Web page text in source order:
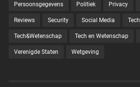
Persoonsgegevens Politiek Privacy
Reviews Security Social Media Tech
Tech&Wetenschap Tech en Wetenschap
Verenigde Staten Wetgeving